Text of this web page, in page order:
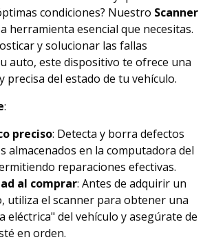
condiciones? Nuestro Scanner
herramienta esencial que necesitas.
y solucionar las fallas
auto, este dispositivo te ofrece una
precisa del estado de tu vehículo.
:
preciso: Detecta y borra defectos
almacenados en la computadora del
reparaciones efectivas.
al comprar: Antes de adquirir un
utiliza el scanner para obtener una
eléctrica" del vehículo y asegúrate de
en orden.